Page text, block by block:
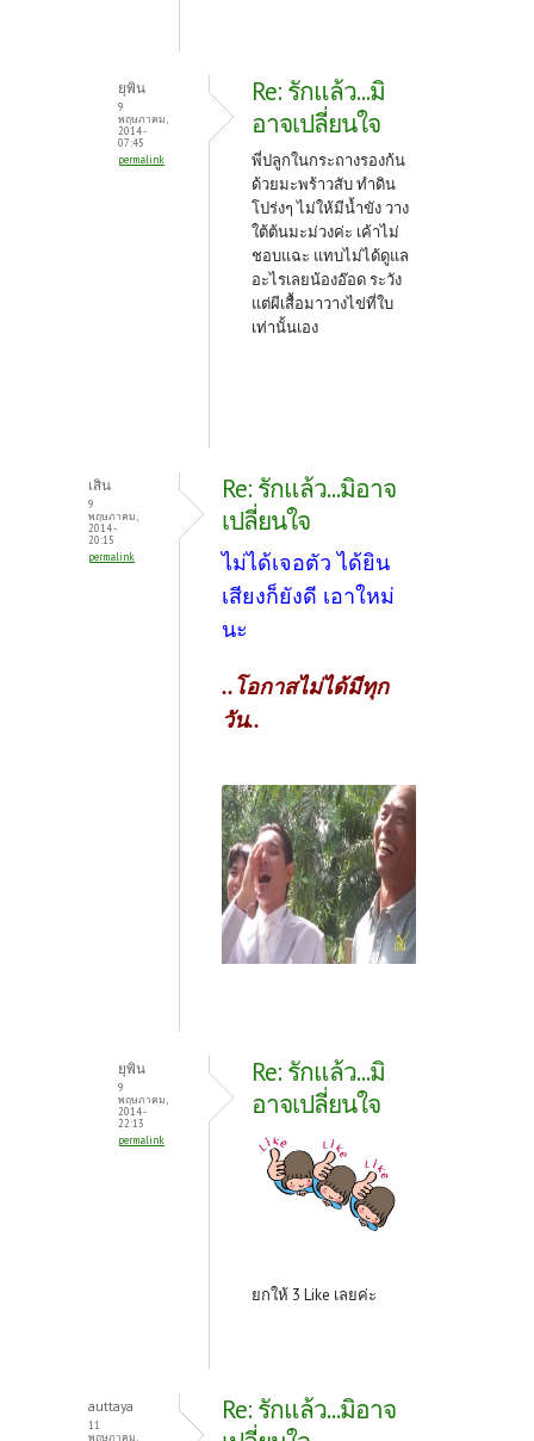
ยุพิน
9
พฤษภาคม,
2014 -
07:45
permalink
Re: รักแล้ว...มิ
อาจเปลี่ยนใจ
พี่ปลูกในกระถางรองก้น
ด้วยมะพร้าวสับ ทำดิน
โปร่งๆ ไม่ให้มีน้ำขัง วาง
ใต้ต้นมะม่วงค่ะ เค้าไม่
ชอบแฉะ แทบไม่ได้ดูแล
อะไรเลยน้องอ๊อด ระวัง
แต่ผีเสื้อมาวางไข่ที่ใบ
เท่านั้นเอง
เสิน
9
พฤษภาคม,
2014 -
20:15
permalink
Re: รักแล้ว...มิอาจ
เปลี่ยนใจ
ไม่ได้เจอตัว ได้ยิน
เสียงก็ยังดี เอาใหม่
นะ
..โอกาสไม่ได้มีทุก
วัน..
ยุพิน
9
พฤษภาคม,
2014 -
22:13
permalink
Re: รักแล้ว...มิ
อาจเปลี่ยนใจ
ยกให้ 3 Like เลยค่ะ
auttaya
11
พฤษภาคม,
Re: รักแล้ว...มิอาจ